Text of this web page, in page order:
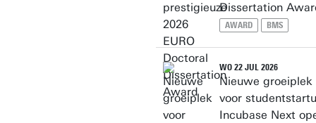
Dissertation
AWARD BMS
WO 22 JUL 2026
Nieuwe groeiplek
voor
Incubase Next